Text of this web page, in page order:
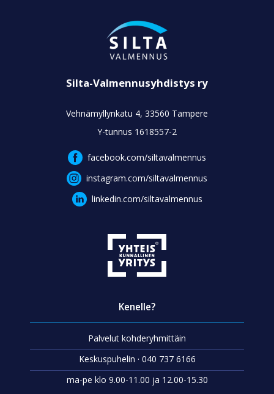
Silta-Valmennusyhdistys ry
Vehnämyllynkatu 4, 33560 Tampere
Y-tunnus 1618557-2
facebook.com/siltavalmennus
instagram.com/siltavalmennus
linkedin.com/siltavalmennus
Kenelle?
Palvelut kohderyhmittäin
Keskuspuhelin · 040 737 6166
ma-pe klo 9.00-11.00 ja 12.00-15.30